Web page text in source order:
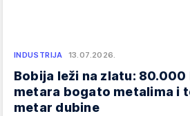
INDUSTRIJA 13.07.2026.
Bobija leži na zlatu:
metara bogato metalima i
metar dubine